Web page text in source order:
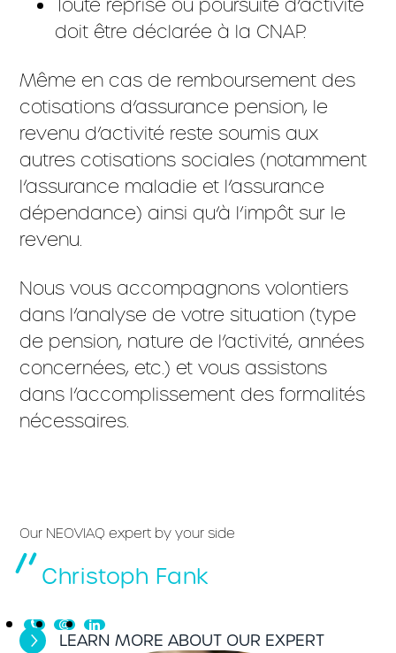
Toute reprise ou poursuite d’activité
doit être déclarée à la CNAP.
Même en cas de remboursement des
cotisations d’assurance pension, le
revenu d’activité reste soumis aux
autres cotisations sociales (notamment
l’assurance maladie et l’assurance
dépendance) ainsi qu’à l’impôt sur le
revenu.
Nous vous accompagnons volontiers
dans l’analyse de votre situation (type
de pension, nature de l’activité, années
concernées, etc.) et vous assistons
dans l’accomplissement des formalités
nécessaires.
Our NEOVIAQ expert by your side
Christoph Fank
LEARN MORE ABOUT OUR EXPERT